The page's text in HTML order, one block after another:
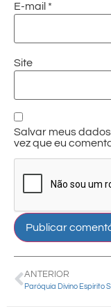
E-mail *
Site
Salvar meus
vez que eu
ANTERIOR